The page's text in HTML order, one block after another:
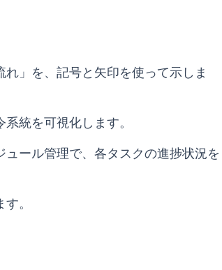
れ」を、記号と矢印を使って示しま
統を可視化します。
ュール管理で、各タスクの進捗状況を
。